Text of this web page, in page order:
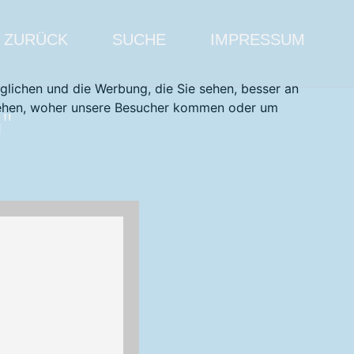
und die Werbung, die Sie sehen, besser an
woher unsere Besucher kommen oder um
ZURÜCK SUCHE IMPRESSUM